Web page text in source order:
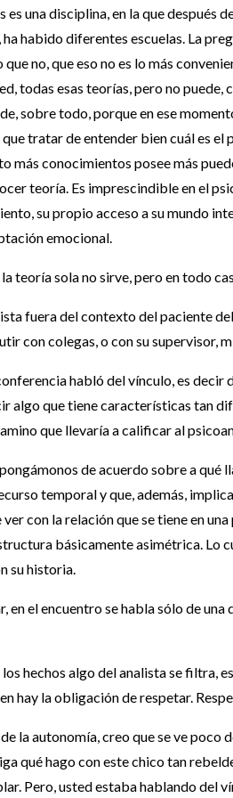
es una disciplina, en la que después
habido diferentes escuelas. La
que no, que eso no es lo más
todas esas teorías, pero no puede,
sobre todo, porque en ese
tratar de entender bien cuál es
más conocimientos posee más
teoría. Es imprescindible en el
su propio acceso a su mundo
emocional.
teoría sola no sirve, pero en todo
fuera del contexto del paciente
con colegas, o con su supervisor,
habló del vínculo, es
algo que tiene características tan
que llevaría a calificar al
de acuerdo sobre a qué
temporal y que, además,
ver con la relación que se tiene en
básicamente asimétrica. Lo
su historia.
en el encuentro se habla sólo de
los hechos algo del analista se filtra,
hay la obligación de respetar.
la autonomía, creo que se ve
qué hago con este chico tan
Pero, usted estaba hablando del